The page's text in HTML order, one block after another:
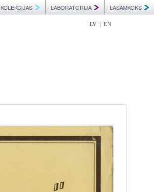
KOLEKCIJAS LABORATORIJA LASĀMKOKS
LV | EN